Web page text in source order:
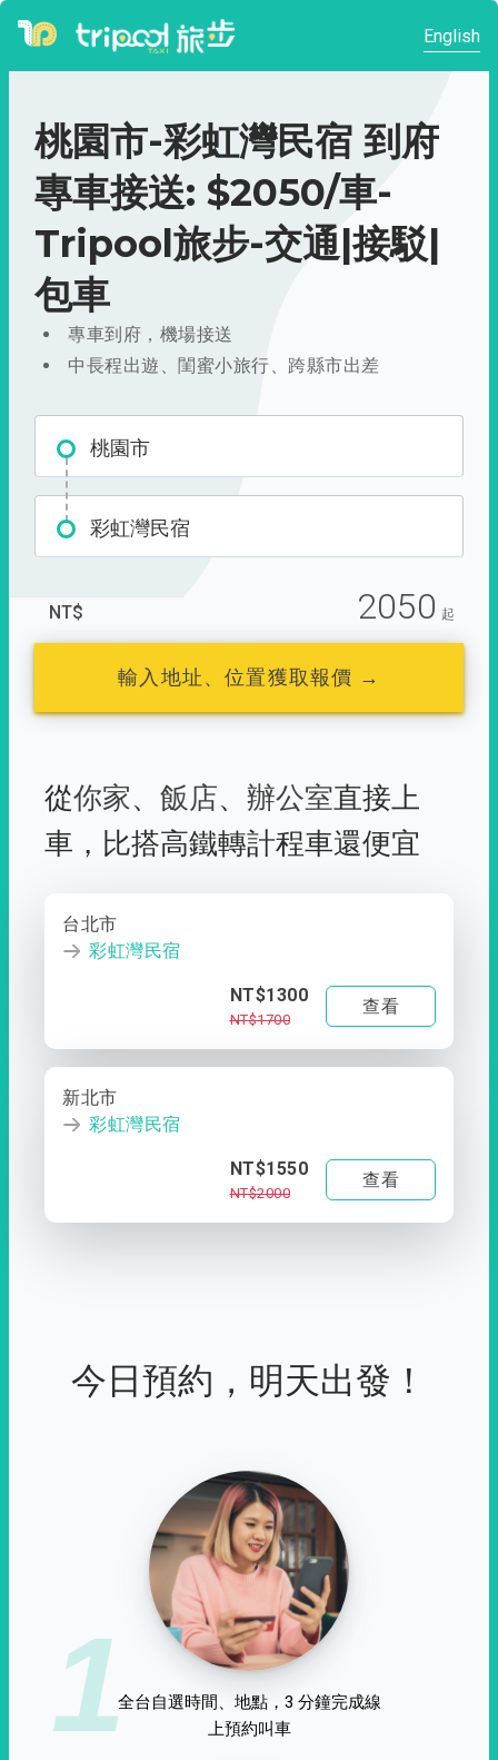
English
桃園市-彩虹灣民宿 到府
專車接送: $2050/車-
Tripool旅步-交通|接駁|
包車
專車到府，機場接送
中長程出遊、閨蜜小旅行、跨縣市出差
桃園市
彩虹灣民宿
NT$ 2050 起
輸入地址、位置獲取報價 →
從你家、 飯店、 辦公室直接上
車， 比搭高鐵轉計程車還便宜
台北市
彩虹灣民宿
NT$1300
NT$1700
查看
新北市
彩虹灣民宿
NT$1550
NT$2000
查看
今日預約，明天出發！
1全台自選時間、地點，3 分鐘完成線
上預約叫車